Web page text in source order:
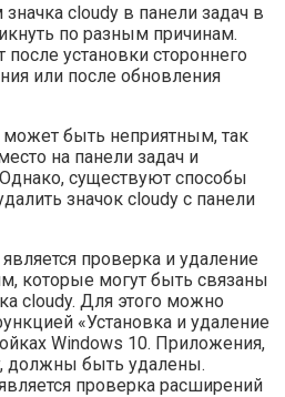
cloudy в панели задач в
по разным причинам.
после установки стороннего
или после обновления
может быть неприятным, так
на панели задач и
существуют способы
значок cloudy с панели
проверка и удаление
которые могут быть связаны
cloudy. Для этого можно
«Установка и удаление
Windows 10. Приложения,
должны быть удалены.
проверка расширений